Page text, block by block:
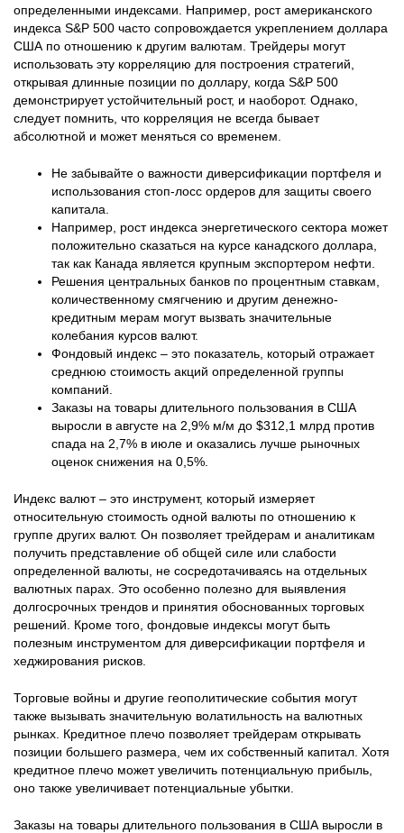
определенными индексами. Например, рост американского
индекса S&P 500 часто сопровождается укреплением доллара
США по отношению к другим валютам. Трейдеры могут
использовать эту корреляцию для построения стратегий,
открывая длинные позиции по доллару, когда S&P 500
демонстрирует устойчительный рост, и наоборот. Однако,
следует помнить, что корреляция не всегда бывает
абсолютной и может меняться со временем.
Не забывайте о важности диверсификации портфеля и
использования стоп-лосс ордеров для защиты своего
капитала.
Например, рост индекса энергетического сектора может
положительно сказаться на курсе канадского доллара,
так как Канада является крупным экспортером нефти.
Решения центральных банков по процентным ставкам,
количественному смягчению и другим денежно-
кредитным мерам могут вызвать значительные
колебания курсов валют.
Фондовый индекс – это показатель, который отражает
среднюю стоимость акций определенной группы
компаний.
Заказы на товары длительного пользования в США
выросли в августе на 2,9% м/м до $312,1 млрд против
спада на 2,7% в июле и оказались лучше рыночных
оценок снижения на 0,5%.
Индекс валют – это инструмент, который измеряет
относительную стоимость одной валюты по отношению к
группе других валют. Он позволяет трейдерам и аналитикам
получить представление об общей силе или слабости
определенной валюты, не сосредотачиваясь на отдельных
валютных парах. Это особенно полезно для выявления
долгосрочных трендов и принятия обоснованных торговых
решений. Кроме того, фондовые индексы могут быть
полезным инструментом для диверсификации портфеля и
хеджирования рисков.
Торговые войны и другие геополитические события могут
также вызывать значительную волатильность на валютных
рынках. Кредитное плечо позволяет трейдерам открывать
позиции большего размера, чем их собственный капитал. Хотя
кредитное плечо может увеличить потенциальную прибыль,
оно также увеличивает потенциальные убытки.
Заказы на товары длительного пользования в США выросли в